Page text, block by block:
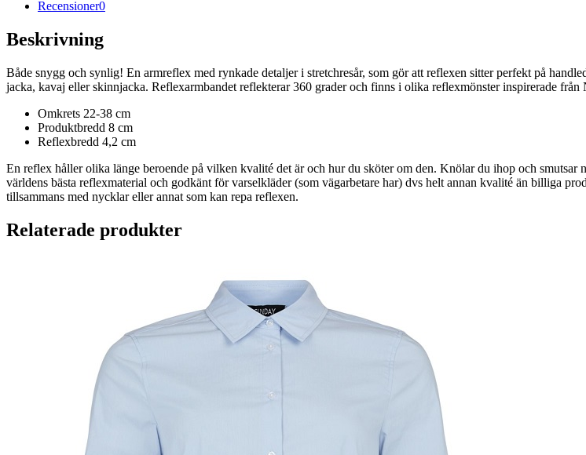
Recensioner0
Beskrivning
Både snygg och synlig! En armreflex med rynkade detaljer i stretchresår, som gör att reflexen sitter perfekt på
jacka, kavaj eller skinnjacka. Reflexarmbandet reflekterar 360 grader och finns i olika reflexmönster inspirerade
Omkrets 22-38 cm
Produktbredd 8 cm
Reflexbredd 4,2 cm
En reflex håller olika länge beroende på vilken kvalité det är och hur du sköter om den. Knölar du ihop och
världens bästa reflexmaterial och godkänt för varselkläder (som vägarbetare har) dvs helt annan kvalité än billiga
tillsammans med nycklar eller annat som kan repa reflexen.
Relaterade produkter